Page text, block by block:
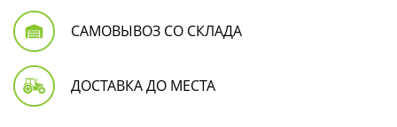
САМОВЫВОЗ СО СКЛАДА
ДОСТАВКА ДО МЕСТА